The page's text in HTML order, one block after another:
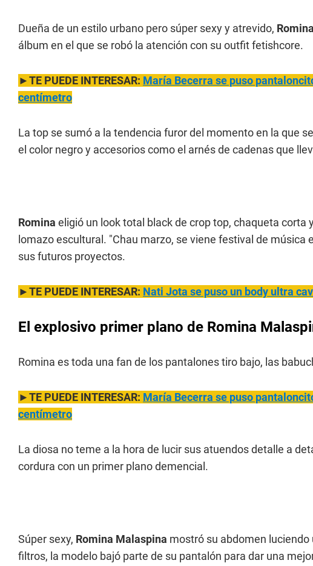
Dueña de un estilo urbano pero súper sexy y atrevido,
álbum en el que se robó la atención con su outfit fetishcore.
►TE PUEDE INTERESAR: María Becerra se puso
centímetro
La top se sumó a la tendencia furor del momento en la que
el color negro y accesorios como el arnés de cadenas que
Romina eligió un look total black de crop top, chaqueta corta
lomazo escultural. "Chau marzo, se viene festival de música
sus futuros proyectos.
►TE PUEDE INTERESAR: Nati Jota se puso un body ultra
El explosivo primer plano de Romina
Romina es toda una fan de los pantalones tiro bajo, las
►TE PUEDE INTERESAR: María Becerra se puso
centímetro
La diosa no teme a la hora de lucir sus atuendos detalle a
cordura con un primer plano demencial.
Súper sexy, Romina Malaspina mostró su abdomen
filtros, la modelo bajó parte de su pantalón para dar una